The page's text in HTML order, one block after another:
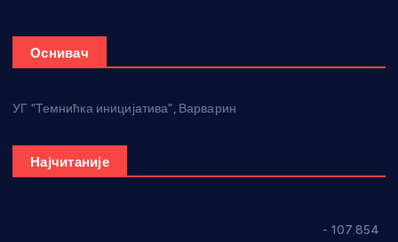
Оснивач
УГ “Темнићка иницијатива”, Варварин
Најчитаније
- 107.854